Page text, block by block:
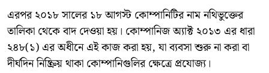
এরপর ২০১৮ সালের ১৮ আগস্ট কোম্পানিটির নাম নথিভুক্তের
তালিকা থেকে বাদ দেওয়া হয়। কোম্পানিজ অ্যাক্ট ২০১৩ এর ধারা
২৪৮(১) এর অধীনে এই কাজ করা হয়, যা ব্যবসা শুরু না করা বা
দীর্ঘদিন নিষ্ক্রিয় থাকা কোম্পানিগুলির ক্ষেত্রে প্রযোজ্য।